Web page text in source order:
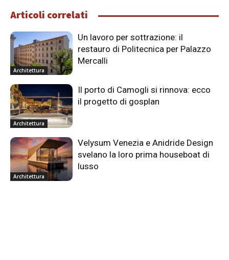
Articoli correlati
Architettura
Un lavoro per sottrazione: il
restauro di Politecnica per Palazzo
Mercalli
Architettura
Il porto di Camogli si rinnova: ecco
il progetto di gosplan
Architettura
Velysum Venezia e Anidride Design
svelano la loro prima houseboat di
lusso